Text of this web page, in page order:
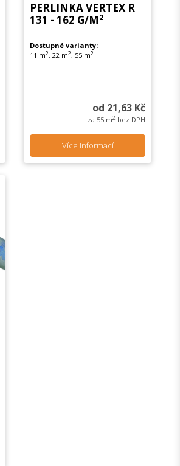
PERLINKA VERTEX R
131 - 162 G/M2
Dostupné varianty:
11 m2, 22 m2, 55 m2
od 21,63 Kč
za 55 m2 bez DPH
Více informací